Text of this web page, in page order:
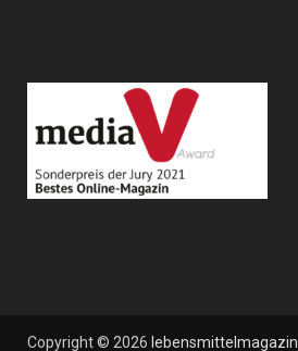
Copyright © 2026 lebensmittelmagazin